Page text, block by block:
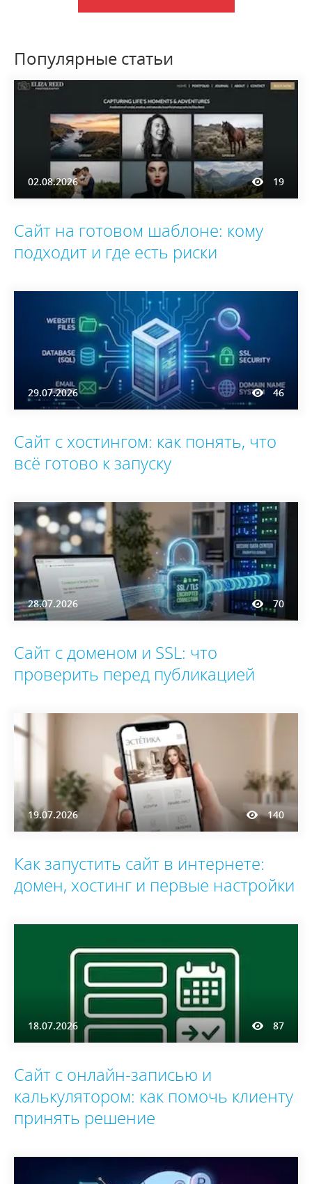
Популярные статьи
02.08.2026 19
Сайт на готовом шаблоне: кому
подходит и где есть риски
29.07.2026 46
Сайт с хостингом: как понять, что
всё готово к запуску
28.07.2026 70
Сайт с доменом и SSL: что
проверить перед публикацией
19.07.2026 140
Как запустить сайт в интернете:
домен, хостинг и первые настройки
18.07.2026 87
Сайт с онлайн-записью и
калькулятором: как помочь клиенту
принять решение